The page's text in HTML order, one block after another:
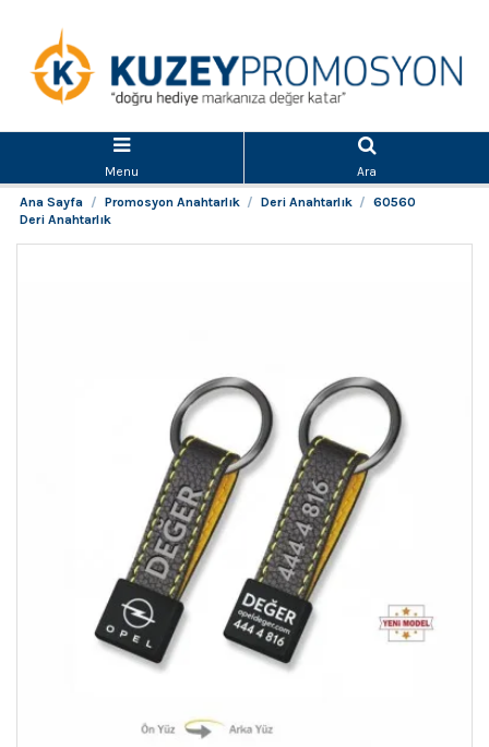
Menu
Ara
Ana Sayfa
Promosyon Anahtarlık Deri Anahtarlık
60560
Deri Anahtarlık